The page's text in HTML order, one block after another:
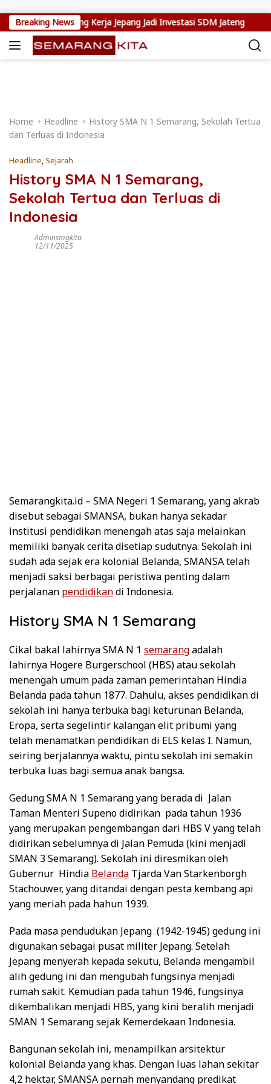
Breaking News
Magang Kerja Jepang Jadi Investasi SDM Jateng
Home Headline
History SMA N 1 Semarang, Sekolah Tertua
dan Terluas di Indonesia
Headline,Sejarah
History SMA N 1 Semarang,
Sekolah Tertua dan Terluas di
Indonesia
Adminsmgkita
12/11/2025
Semarangkita.id – SMA Negeri 1 Semarang, yang akrab
disebut sebagai SMANSA, bukan hanya sekadar
institusi pendidikan menengah atas saja melainkan
memiliki banyak cerita disetiap sudutnya. Sekolah ini
sudah ada sejak era kolonial Belanda, SMANSA telah
menjadi saksi berbagai peristiwa penting dalam
perjalanan pendidikandi Indonesia.
History SMA N 1 Semarang
Cikal bakal lahirnya SMA N 1 semarangadalah
lahirnya Hogere Burgerschool (HBS) atau sekolah
menengah umum pada zaman pemerintahan Hindia
Belanda pada tahun 1877. Dahulu, akses pendidikan di
sekolah ini hanya terbuka bagi keturunan Belanda,
Eropa, serta segelintir kalangan elit pribumi yang
telah menamatkan pendidikan di ELS kelas I. Namun,
seiring berjalannya waktu, pintu sekolah ini semakin
terbuka luas bagi semua anak bangsa.
Gedung SMA N 1 Semarang yang berada di Jalan
Taman Menteri Supeno didirikan pada tahun 1936
yang merupakan pengembangan dari HBS V yang telah
didirikan sebelumnya di Jalan Pemuda (kini menjadi
SMAN 3 Semarang). Sekolah ini diresmikan oleh
Gubernur Hindia Belanda Tjarda Van Starkenborgh
Stachouwer, yang ditandai dengan pesta kembang api
yang meriah pada hahun 1939.
Pada masa pendudukan Jepang (1942-1945) gedung ini
digunakan sebagai pusat militer Jepang. Setelah
Jepang menyerah kepada sekutu, Belanda mengambil
alih gedung ini dan mengubah fungsinya menjadi
rumah sakit. Kemudian pada tahun 1946, fungsinya
dikembalikan menjadi HBS, yang kini beralih menjadi
SMAN 1 Semarang sejak Kemerdekaan Indonesia.
Bangunan sekolah ini, menampilkan arsitektur
kolonial Belanda yang khas. Dengan luas lahan sekitar
4,2 hektar, SMANSA pernah menyandang predikat